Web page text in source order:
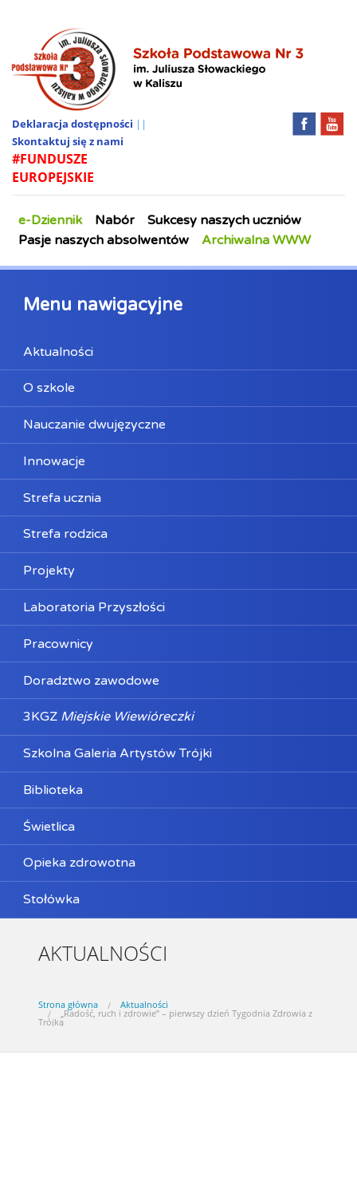
Deklaracja dostępności ||
Skontaktuj się z nami
#FUNDUSZE
EUROPEJSKIE
e-Dziennik Nabór
Sukcesy naszych uczniów
Pasje naszych absolwentów
Archiwalna WWW
Menu nawigacyjne
Aktualności
O szkole
Nauczanie dwujęzyczne
Innowacje
Strefa ucznia
Strefa rodzica
Projekty
Laboratoria Przyszłości
Pracownicy
Doradztwo zawodowe
3KGZ Miejskie Wiewióreczki
Szkolna Galeria Artystów Trójki
Biblioteka
Świetlica
Opieka zdrowotna
Stołówka
AKTUALNOŚCI
Strona główna Aktualności
„Radość, ruch i zdrowie” – pierwszy dzień Tygodnia Zdrowia z
Trójką​